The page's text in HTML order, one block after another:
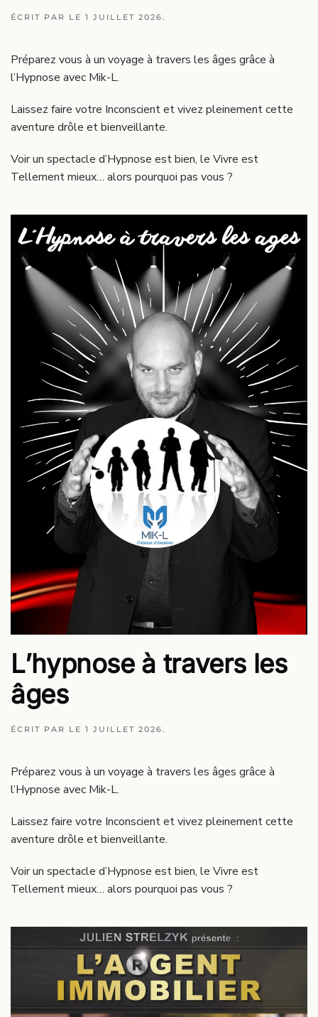
ÉCRIT PAR LE 1 JUILLET 2026 .
Préparez vous à un voyage à travers les âges grâce à
l’Hypnose avec Mik-L.
Laissez faire votre Inconscient et vivez pleinement cette
aventure drôle et bienveillante.
Voir un spectacle d’Hypnose est bien, le Vivre est
Tellement mieux… alors pourquoi pas vous ?
L’hypnose à travers les
âges
ÉCRIT PAR LE 1 JUILLET 2026 .
Préparez vous à un voyage à travers les âges grâce à
l’Hypnose avec Mik-L.
Laissez faire votre Inconscient et vivez pleinement cette
aventure drôle et bienveillante.
Voir un spectacle d’Hypnose est bien, le Vivre est
Tellement mieux… alors pourquoi pas vous ?